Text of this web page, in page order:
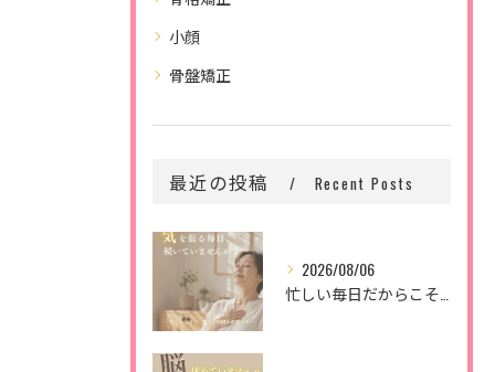
小顔
骨盤矯正
最近の投稿 Recent Posts
2026/08/06